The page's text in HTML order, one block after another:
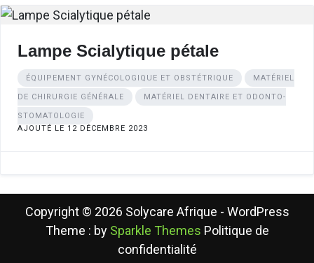
Lampe Scialytique pétale
ÉQUIPEMENT GYNÉCOLOGIQUE ET OBSTÉTRIQUE MATÉRIEL
DE CHIRURGIE GÉNÉRALE MATÉRIEL DENTAIRE ET ODONTO-
STOMATOLOGIE
AJOUTÉ LE 12 DÉCEMBRE 2023
Copyright © 2026 Solycare Afrique - WordPress
Theme : by Sparkle Themes Politique de
confidentialité